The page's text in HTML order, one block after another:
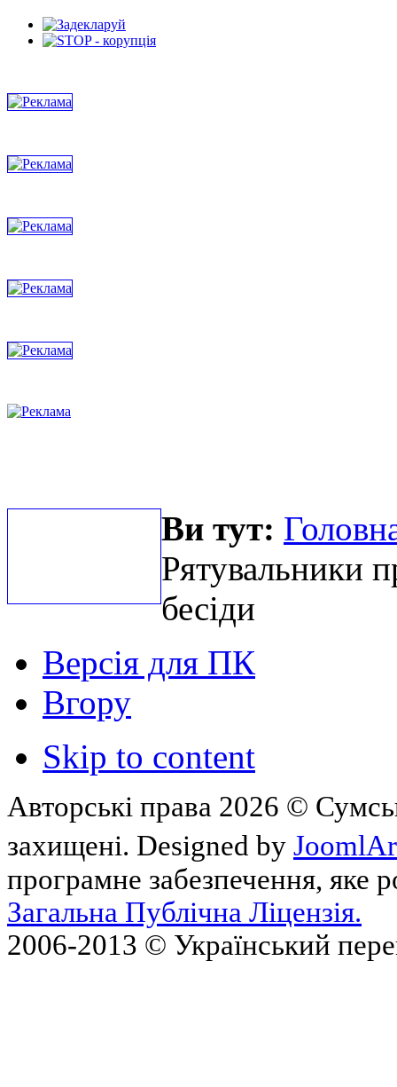
Ви тут:
Рятувальники
бесіди
Версія для ПК
Вгору
Skip to content
Авторські права 2026 ©
захищені. Designed by
програмне забезпечення, яке
Загальна Публічна Ліцензія.
2006-2013 © Український